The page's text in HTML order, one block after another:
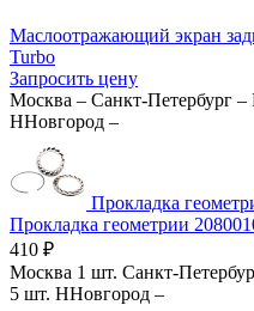
Маслоотражающий экран
Turbo
Запросить цену
Москва – Санкт-Петербург –
ННовгород –
Прокладка
Прокладка геометрии
410 ₽
Москва 1 шт. Санкт-
5 шт. ННовгород –